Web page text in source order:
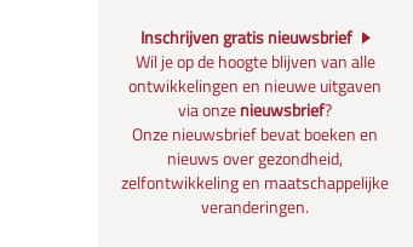
Inschrijven gratis nieuwsbrief
Wil je op de hoogte blijven van alle
ontwikkelingen en nieuwe uitgaven
via onzenieuwsbrief?
Onze nieuwsbrief bevat boeken en
nieuws over gezondheid,
zelfontwikkeling en maatschappelijke
veranderingen.